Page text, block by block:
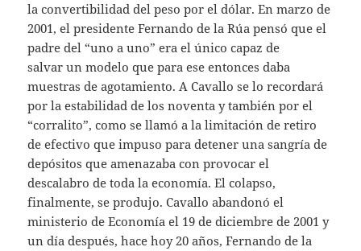
la convertibilidad del peso por el dólar. En marzo de
2001, el presidente Fernando de la Rúa pensó que el
padre del “uno a uno” era el único capaz de
salvar un modelo que para ese entonces daba
muestras de agotamiento. A Cavallo se lo recordará
por la estabilidad de los noventa y también por el
“corralito”, como se llamó a la limitación de retiro
de efectivo que impuso para detener una sangría de
depósitos que amenazaba con provocar el
descalabro de toda la economía. El colapso,
finalmente, se produjo. Cavallo abandonó el
ministerio de Economía el 19 de diciembre de 2001 y
un día después, hace hoy 20 años, Fernando de la